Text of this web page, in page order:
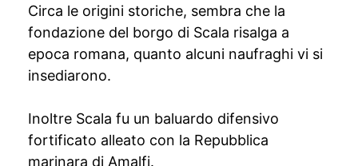
Circa le origini storiche, sembra che la
fondazione del borgo di Scala risalga a
epoca romana, quanto alcuni naufraghi vi si
insediarono.
Inoltre Scala fu un baluardo difensivo
fortificato alleato con la Repubblica
marinara di Amalfi.